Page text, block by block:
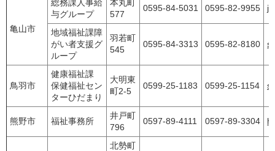
亀山市
総務課人事給
与グループ
本丸町
577
0595-84-5031 0595-82-9955
地域福祉課障
がい者支援グ
ループ
羽若町
545
0595-84-3313 0595-82-8180
鳥羽市
健康福祉課
保健福祉セン
ターひだまり
大明東
町2-5
0599-25-1183 0599-25-1154
熊野市 福祉事務所
井戸町
796
0597-89-4111 0597-89-3304
北勢町